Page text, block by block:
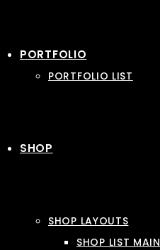
PORTFOLIO
PORTFOLIO LIST
SHOP
SHOP LAYOUTS
SHOP LIST MAIN